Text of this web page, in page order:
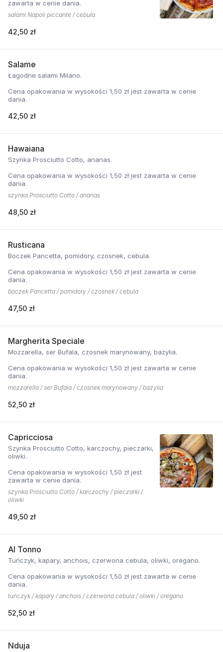
zawarta w cenie dania.
salami Napoli piccante / cebula
42,50 zł
Salame
Łagodne salami Milano.
Cena opakowania w wysokości 1,50 zł jest zawarta w cenie
dania.
42,50 zł
Hawaiana
Szynka Prosciutto Cotto, ananas.
Cena opakowania w wysokości 1,50 zł jest zawarta w cenie
dania.
szynka Prosciutto Cotto / ananas
48,50 zł
Rusticana
Boczek Pancetta, pomidory, czosnek, cebula.
Cena opakowania w wysokości 1,50 zł jest zawarta w cenie
dania.
boczek Pancetta / pomidory / czosnek / cebula
47,50 zł
Margherita Speciale
Mozzarella, ser Bufala, czosnek marynowany, bazylia.
Cena opakowania w wysokości 1,50 zł jest zawarta w cenie
dania.
mozzarella / ser Bufala / czosnek marynowany / bazylia
52,50 zł
Capricciosa
Szynka Prosciutto Cotto, karczochy, pieczarki,
oliwki.
Cena opakowania w wysokości 1,50 zł jest
zawarta w cenie dania.
szynka Prosciutto Cotto / karczochy / pieczarki /
oliwki
49,50 zł
Al Tonno
Tuńczyk, kapary, anchois, czerwona cebula, oliwki, oregano.
Cena opakowania w wysokości 1,50 zł jest zawarta w cenie
dania.
tuńczyk / kapary / anchois / czerwona cebula / oliwki / oregano
52,50 zł
Nduja